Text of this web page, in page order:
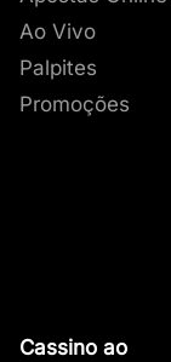
Ao Vivo
Palpites
Promoções
Cassino ao